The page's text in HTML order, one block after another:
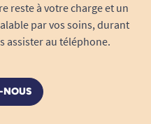
l'abrasion et à la
tout
pendant
reste à votre charge et un
par vos soins, durant
assister au téléphone.
NOUS